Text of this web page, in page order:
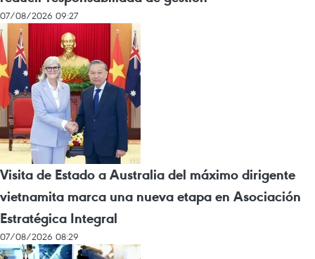
07/08/2026 09:27
Visita de Estado a Australia del máximo dirigente
vietnamita marca una nueva etapa en Asociación
Estratégica Integral
07/08/2026 08:29